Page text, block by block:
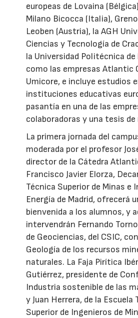
europeas de Lovaina
Milano Bicocca (Italia),
Leoben (Austria), la AGH
Ciencias y Tecnología de
la Universidad Politécnica de
como las empresas Atlantic
Umicore, e incluye estudios
instituciones educativas
pasantía en una de las
colaboradoras y una tesis
La primera jornada del
moderada por el profesor
director de la Cátedra
Francisco Javier Elorza,
Técnica Superior de Minas e
Energía de Madrid, ofrecerá
bienvenida a los alumnos, y
intervendrán Fernando
de Geociencias, del CSIC,
Geología de los recursos
naturales. La Faja Pirítica
Gutiérrez, presidente de
Industria sostenible de las
y Juan Herrera, de la Escuela
Superior de Ingenieros de